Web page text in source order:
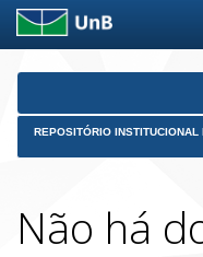
Skip
REPOSITÓRIO INSTITUCIONAL
Não há